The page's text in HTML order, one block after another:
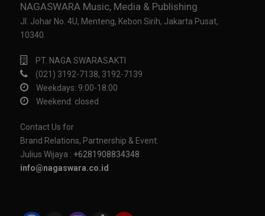
NAGASWARA Music, Media & Publishing
Jl. Johar No. 4U, Menteng, Kebon Sirih, Jakarta Pusat,
10340.
PT. NAGA SWARASAKTI
(021) 3192-7138, 3192-7139
Weekdays: 9:00-18:00
Weekend: closed
Contact Us for
Brand Relations, Partnership & Event:
Julius Wijaya : +6281908834348
info@nagaswara.co.id